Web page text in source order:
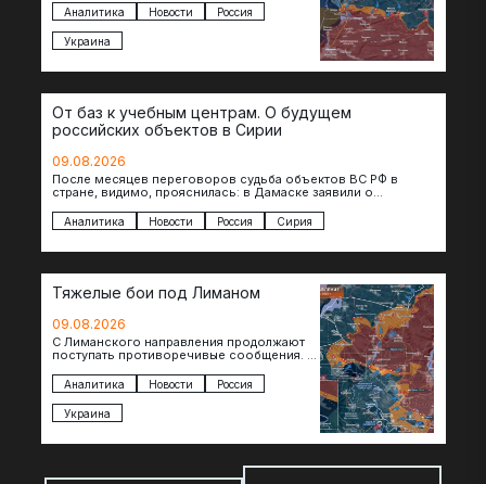
подразделения предприняли рывок в
сторону западных окраин Малой
Токмачки…
Аналитика Новости Россия
Украина
От баз к учебным центрам. О будущем
российских объектов в Сирии
09.08.2026
После месяцев переговоров судьба объектов ВС РФ в
стране, видимо, прояснилась: в Дамаске заявили о
Аналитика Новости Россия Сирия
Тяжелые бои под Лиманом
09.08.2026
С Лиманского направления продолжают
поступать противоречивые сообщения. В
продолжаются ожесточенные бои, а из
некоторых уже длительное время…
Аналитика Новости Россия
Украина